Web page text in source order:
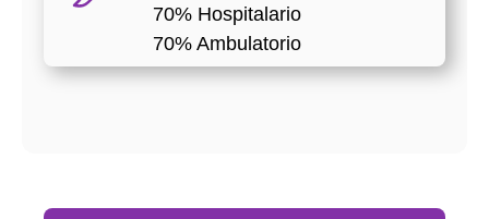
70% Hospitalario
70% Ambulatorio